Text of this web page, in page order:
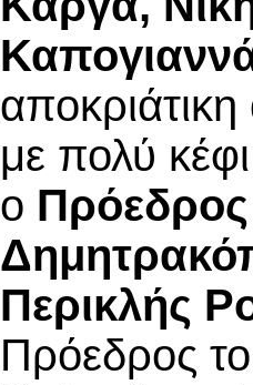
με πολύ
ο Πρόεδρος
Περικλής
Πρόεδρος